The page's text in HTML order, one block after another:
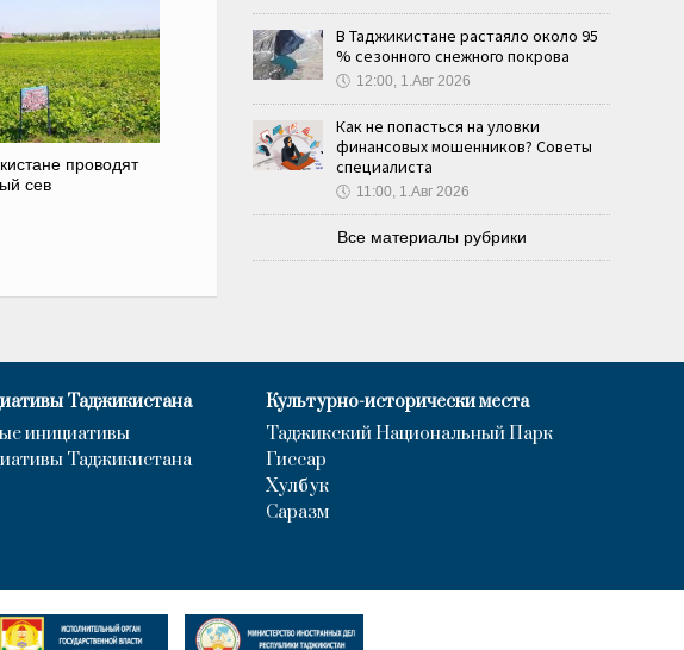
проводят
сев
В Таджикистане растаяло около 95
% сезонного снежного покрова
🕔 12:00, 1.Авг 2026
Как не попасться на уловки
финансовых мошенников? Советы
специалиста
🕔 11:00, 1.Авг 2026
Все материалы рубрики
Таджикистана
инициативы
Таджикистана
Культурно-исторически места
Таджикский Национальный Парк
Гиссар
Хулбук
Саразм